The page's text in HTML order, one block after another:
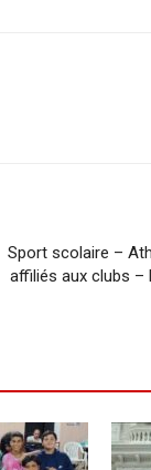
Sport scolaire –
affiliés aux clubs –